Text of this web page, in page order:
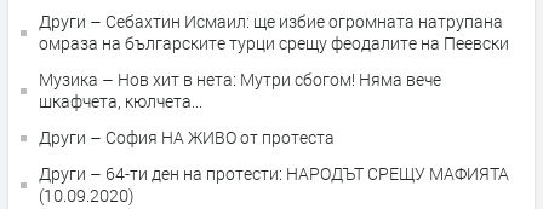
Други – Себахтин Исмаил: ще избие огромната натрупана
омраза на българските турци срещу феодалите на Пеевски
Музика – Нов хит в нета: Мутри сбогом! Няма вече
шкафчета, кюлчета...
Други – София НА ЖИВО от протеста
Други – 64-ти ден на протести: НАРОДЪТ СРЕЩУ МАФИЯТА
(10.09.2020)